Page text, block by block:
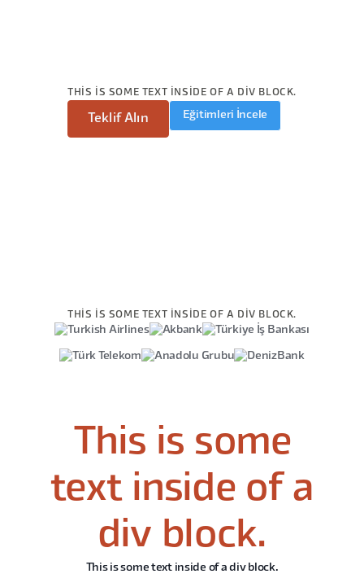
THIS IS SOME TEXT INSIDE OF A DIV BLOCK.
Teklif Alın Eğitimleri İncele
THIS IS SOME TEXT INSIDE OF A DIV BLOCK.
This is some
text inside of a
div block.
This is some text inside of a div block.